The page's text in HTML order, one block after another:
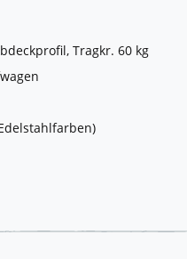
Tragkr. 60 kg